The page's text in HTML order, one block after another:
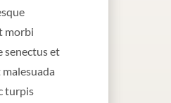
morbi
et
turpis